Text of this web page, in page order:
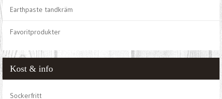
Earthpaste tandkräm
Favoritprodukter
Kost & info
Sockerfritt